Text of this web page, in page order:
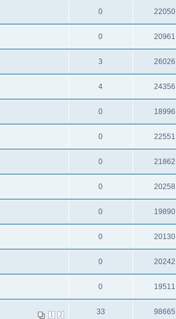
0 22050
0 20961
3 26026
4 24356
0 18996
0 22551
0 21862
0 20258
0 19890
0 20130
0 20242
0 19511
1 2 33 98665